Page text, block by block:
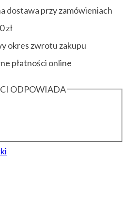
dostawa przy zamówieniach
zł
okres zwrotu zakupu
płatności online
ODPOWIADA